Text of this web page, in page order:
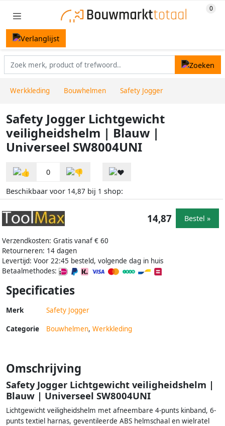
Werkkleding Bouwhelmen Safety Jogger
Safety Jogger Lichtgewicht
veiligheidshelm | Blauw |
Universeel SW8004UNI
0
Beschikbaar voor 14,87 bij 1 shop:
Verzendkosten: Gratis vanaf € 60
Retourneren: 14 dagen
Levertijd: Voor 22:45 besteld, volgende dag in huis
Betaalmethodes:
14,87 Bestel »
Specificaties
Merk Safety Jogger
Categorie Bouwhelmen, Werkkleding
Omschrijving
Safety Jogger Lichtgewicht veiligheidshelm |
Blauw | Universeel SW8004UNI
Lichtgewicht veiligheidshelm met afneembare 4-punts kinband, 6-
punts textiel harnas, geventileerde ABS helmschaal en wielratel